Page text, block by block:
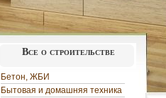
Все о строительстве
Бетон, ЖБИ
Бытовая и домашняя техника